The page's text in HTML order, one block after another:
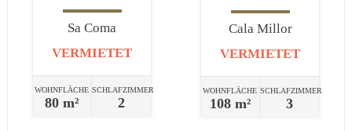
Sa Coma
VERMIETET
WOHNFLÄCHE
80 m²
SCHLAFZIMMER
2
Cala Millor
VERMIETET
WOHNFLÄCHE
108 m²
SCHLAFZIMMER
3